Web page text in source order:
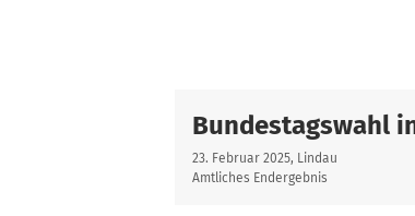
Bundestagswahl
23. Februar 2025, Lindau
Amtliches Endergebnis